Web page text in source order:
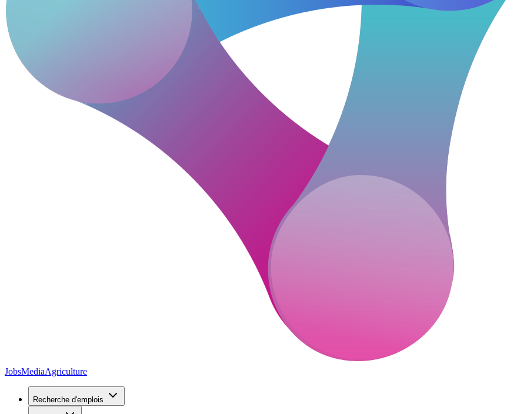
JobsMediaAgriculture
Recherche d'emplois